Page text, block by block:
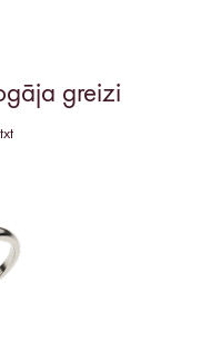
greizi